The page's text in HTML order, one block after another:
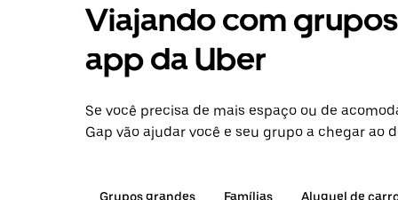
Viajando com
app da Uber
Se você precisa de mais espaço ou de
Gap vão ajudar você e seu grupo a chegar ao
Grupos grandes Famílias Aluguel de